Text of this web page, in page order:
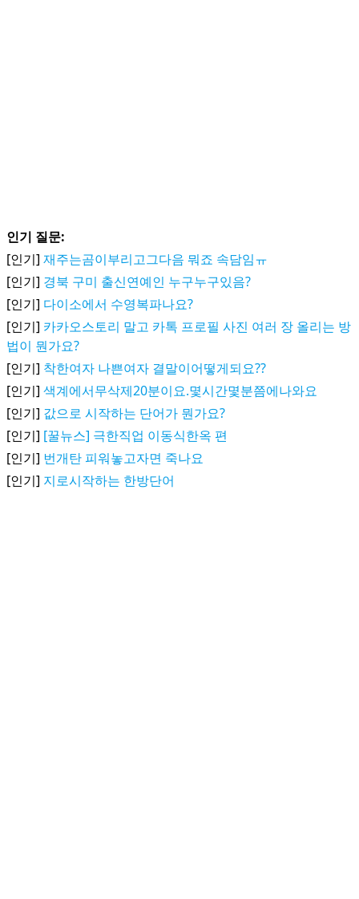
인기 질문:
[인기] 재주는곰이부리고그다음 뭐죠 속담임ㅠ
[인기] 경북 구미 출신연예인 누구누구있음?
[인기] 다이소에서 수영복파나요?
[인기] 카카오스토리 말고 카톡 프로필 사진 여러 장 올리는 방
법이 뭔가요?
[인기] 착한여자 나쁜여자 결말이어떻게되요??
[인기] 색계에서무삭제20분이요.몇시간몇분쯤에나와요
[인기] 값으로 시작하는 단어가 뭔가요?
[인기] [꿀뉴스] 극한직업 이동식한옥 편
[인기] 번개탄 피워놓고자면 죽나요
[인기] 지로시작하는 한방단어